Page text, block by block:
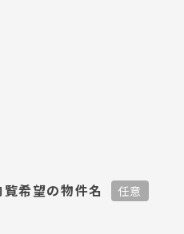
覧希望の物件名